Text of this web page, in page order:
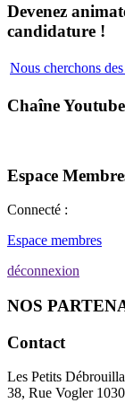
Devenez
candidature !
Nous cherchons
Chaîne
Espace
Connecté :
Espace membres
déconnexion
NOS
Contact
Les Petits
38, Rue Vogler